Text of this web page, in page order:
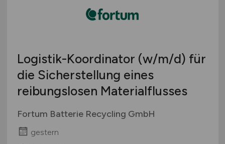
Logistik-Koordinator (w/m/d) für
die Sicherstellung eines
reibungslosen Materialflusses
Fortum Batterie Recycling GmbH
gestern